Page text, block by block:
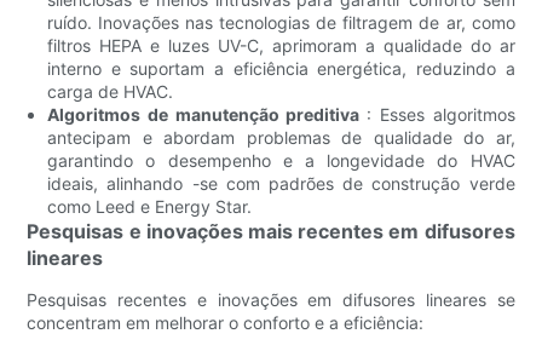
ruído. Inovações nas tecnologias de filtragem de ar, como
filtros HEPA e luzes UV-C, aprimoram a qualidade do ar
interno e suportam a eficiência energética, reduzindo a
carga de HVAC.
Algoritmos de manutenção preditiva : Esses algoritmos
antecipam e abordam problemas de qualidade do ar,
garantindo o desempenho e a longevidade do HVAC
ideais, alinhando -se com padrões de construção verde
como Leed e Energy Star.
Pesquisas e inovações mais recentes em difusores
lineares
Pesquisas recentes e inovações em difusores lineares se
concentram em melhorar o conforto e a eficiência: